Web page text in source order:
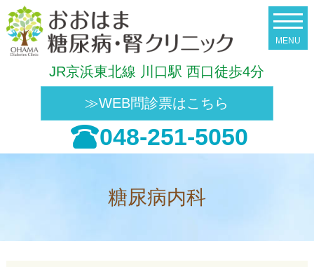
JR京浜東北線 川口駅 西口徒歩4分
≫WEB問診票はこちら
048-251-5050
糖尿病内科